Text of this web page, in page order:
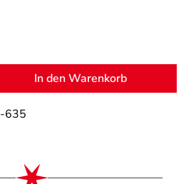
Gib den gewünschten
In den Warenkorb
635